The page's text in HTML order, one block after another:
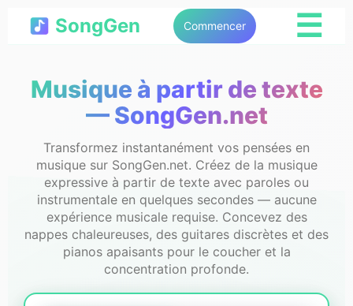
SongGen Commencer ☰
Musique à partir de texte
— SongGen.net
Transformez instantanément vos pensées en
musique sur SongGen.net. Créez de la musique
expressive à partir de texte avec paroles ou
instrumentale en quelques secondes — aucune
expérience musicale requise. Concevez des
nappes chaleureuses, des guitares discrètes et des
pianos apaisants pour le coucher et la
concentration profonde.